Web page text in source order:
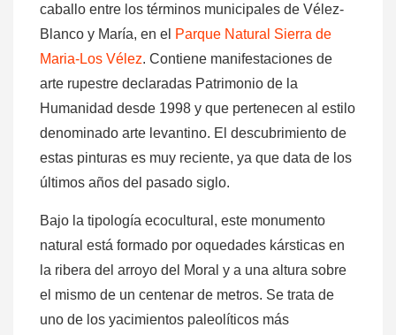
caballo entre los términos municipales de Vélez-
Blanco y María, en el Parque Natural Sierra de
Maria-Los Vélez. Contiene manifestaciones de
arte rupestre declaradas Patrimonio de la
Humanidad desde 1998 y que pertenecen al estilo
denominado arte levantino. El descubrimiento de
estas pinturas es muy reciente, ya que data de los
últimos años del pasado siglo.
Bajo la tipología ecocultural, este monumento
natural está formado por oquedades kársticas en
la ribera del arroyo del Moral y a una altura sobre
el mismo de un centenar de metros. Se trata de
uno de los yacimientos paleolíticos más